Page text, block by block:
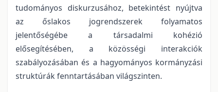
tudományos diskurzusához, betekintést nyújtva
az őslakos jogrendszerek folyamatos
jelentőségébe a társadalmi kohézió
elősegítésében, a közösségi interakciók
szabályozásában és a hagyományos kormányzási
struktúrák fenntartásában világszinten.